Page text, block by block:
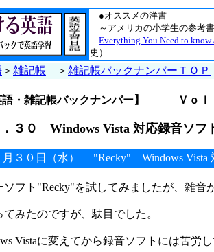
●オススメの洋書
～アメリカの小学生の参考
Everything You Need to
史）
＞ 雑記帳 ＞ 雑記帳バックナンバーＴＯＰ
・雑記帳バックナンバー】 Ｖｏｌ
．３０ Windows Vista 対応録音ソフ
月３０日（水） "Recky" Windows Vista
ソフト"Recky"を試してみましたが、雑
みたのですが、駄目でした。
Vistaに変えてから録音ソフトには苦労